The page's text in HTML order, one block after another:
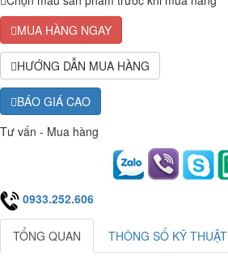
MUA HÀNG NGAY
HƯỚNG DẪN MUA HÀNG
BÁO GIÁ CAO
Tư vấn - Mua hàng
0933.252.606
TỔNG QUAN THÔNG SỐ KỸ THUẬT